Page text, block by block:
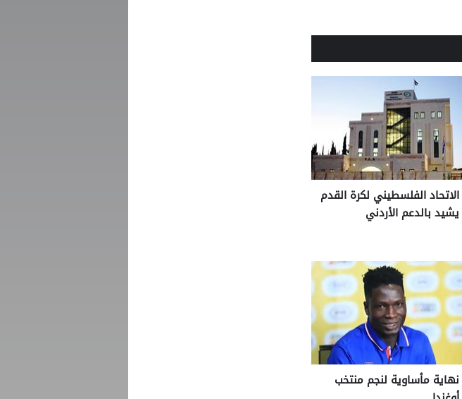
الاتحاد الفلسطيني لكرة القدم
يشيد بالدعم الأردني
نهاية مأساوية لنجم منتخب